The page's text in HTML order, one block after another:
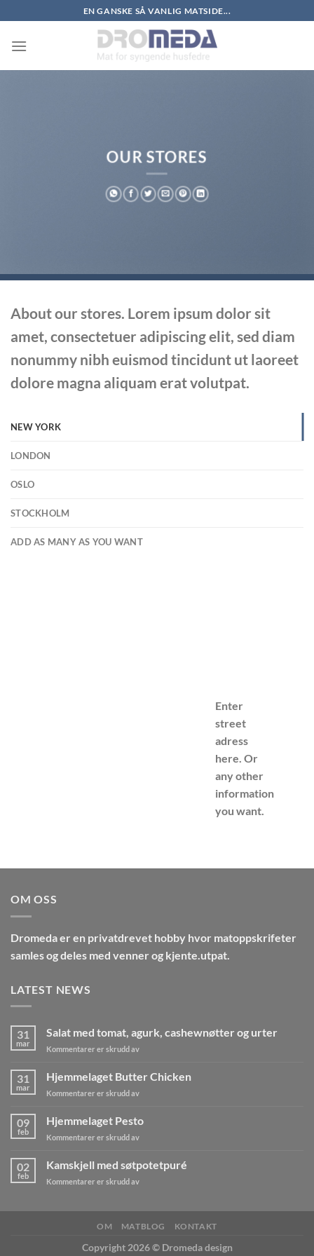
to
content
EN GANSKE SÅ VANLIG MATSIDE...
OUR STORES
About our stores. Lorem ipsum dolor sit
amet, consectetuer adipiscing elit, sed diam
nonummy nibh euismod tincidunt ut laoreet
dolore magna aliquam erat volutpat.
NEW YORK
LONDON
OSLO
STOCKHOLM
ADD AS MANY AS YOU WANT
Enter
street
adress
here. Or
any other
information
you want.
OM OSS
Dromedaer en privatdrevet hobby hvor matoppskrifeter
samles og deles med venner og kjente.utpat.
LATEST NEWS
31
mar
Salat med tomat, agurk, cashewnøtter og urter
Kommentarer er skrudd avfor
med
og
31
mar
Hjemmelaget Butter Chicken
Kommentarer er skrudd avfor
09
feb
Hjemmelaget Pesto
Kommentarer er skrudd avfor
Pesto
02
feb
Kamskjell med søtpotetpuré
Kommentarer er skrudd avfor
OM MATBLOG KONTAKT
Copyright 2026 © Dromeda design